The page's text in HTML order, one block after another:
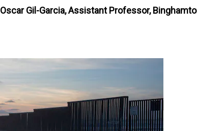
Oscar Gil-Garcia, Assistant Professor,